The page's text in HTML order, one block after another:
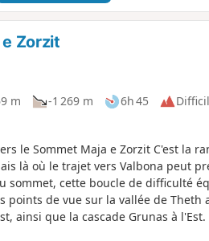
Zorzit
m -1 269 m 6h 45
le Sommet Maja e Zorzit C'est la
là où le trajet vers Valbona peut
sommet, cette boucle de difficulté
points de vue sur la vallée de Theth
ainsi que la cascade Grunas à